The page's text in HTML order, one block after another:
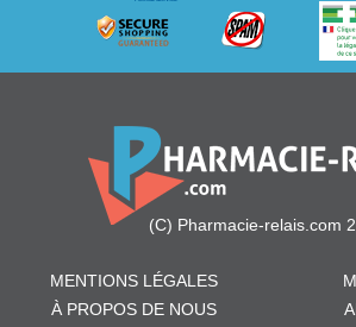
(C) Pharmacie-relais.com
MENTIONS LÉGALES
À PROPOS DE NOUS